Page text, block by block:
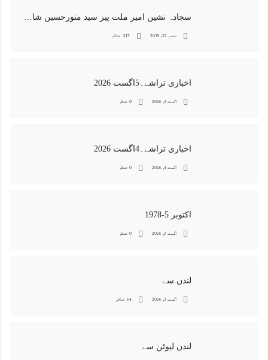
ستمبر 22, 2019 517 مناظر
اخباری تراشے۔5اگست 2026
اگست 5, 2026 0 منظر
اخباری تراشے۔4اگست 2026
اگست 4, 2026 0 منظر
اکتوبر 5-1978
اگست 3, 2026 0 منظر
لندن سے
اگست 3, 2026 64 مناظر
لندن لیوٹن سے